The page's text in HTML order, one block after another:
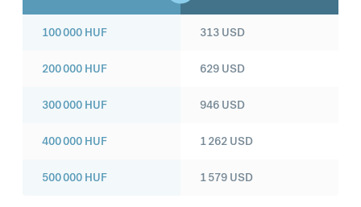
100 000 HUF
200 000 HUF
300 000 HUF
400 000 HUF
500 000 HUF
313 USD
629 USD
946 USD
1 262 USD
1 579 USD